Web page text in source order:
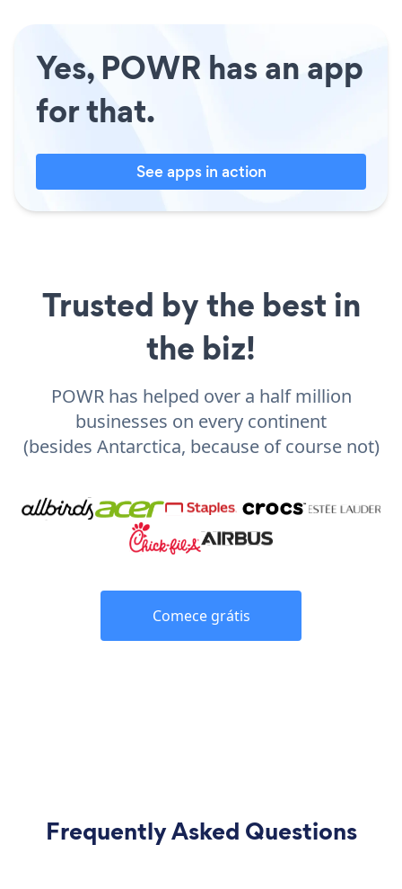
Yes, POWR has an app
for that.
See apps in action
Trusted by the best in
the biz!
POWR has helped over a half million
businesses on every continent
(besides Antarctica, because of course not)
Comece grátis
Frequently Asked Questions